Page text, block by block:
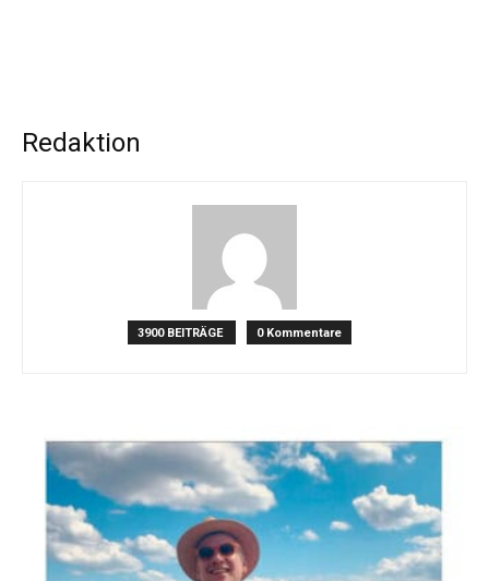
Redaktion
3900 BEITRÄGE 0 Kommentare